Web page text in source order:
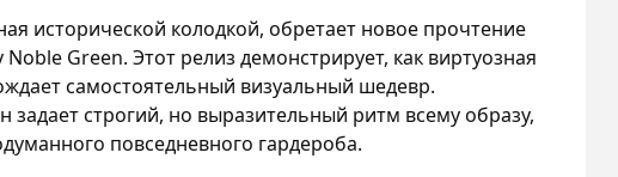
исторической колодкой, обретает новое прочтение
Noble Green. Этот релиз демонстрирует, как виртуозная
самостоятельный визуальный шедевр.
строгий, но выразительный ритм всему образу,
повседневного гардероба.